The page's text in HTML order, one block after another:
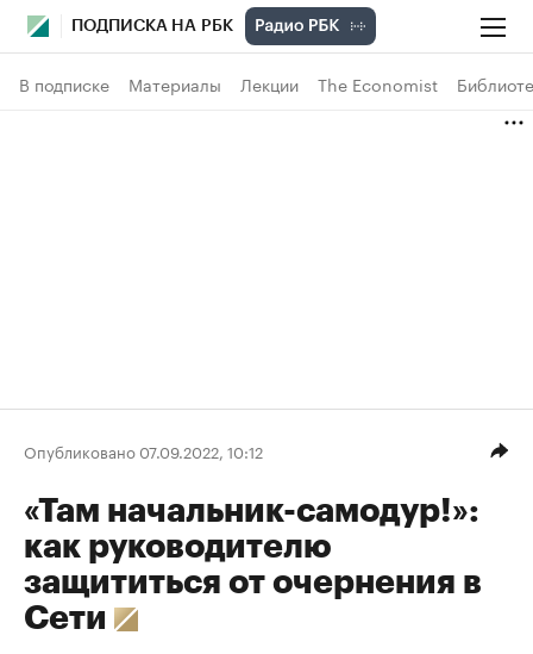
ПОДПИСКА НА РБК
В подписке Материалы Лекции The Economist
Опубликовано 07.09.2022, 10:12
«Там начальник-самодур!»:
как руководителю
защититься от очернения в
Сети